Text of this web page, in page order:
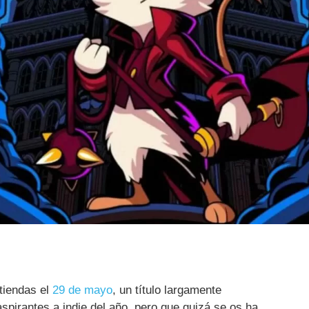
el 29 de mayo, un título largamente